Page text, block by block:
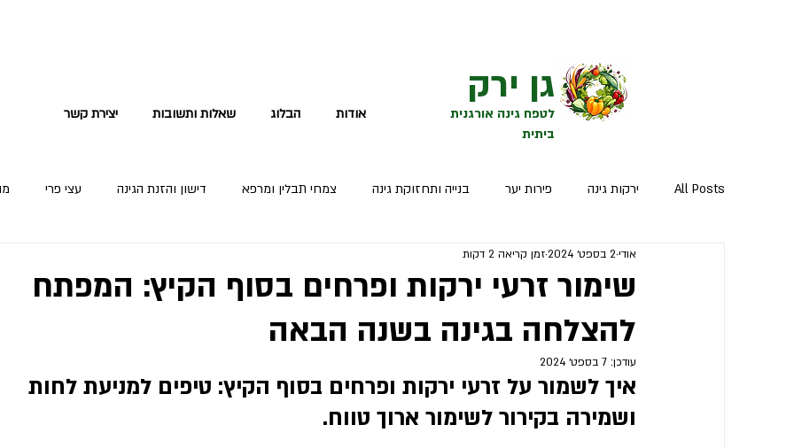
אודות הבלוג שאלות ותשובות יצירת קשר
לטפח גינה אורגנית
ביתית
גן ירק
All Posts ירקות גינה פירות יער בנייה ותחזוקת גינה צמחי תבלין ומרפא דישון והזנת הגינה עצי פרי
הפירות המתוקים
שימור זרעי ירקות ופרחים בסוף הקיץ: המפתח
להצלחה בגינה בשנה הבאה
אודי2 בספט׳ 2024 זמן קריאה 2 דקות
עודכן: 7 בספט׳ 2024
איך לשמור על זרעי ירקות ופרחים בסוף הקיץ: טיפים למניעת לחות
ושמירה בקירור לשימור ארוך טווח.